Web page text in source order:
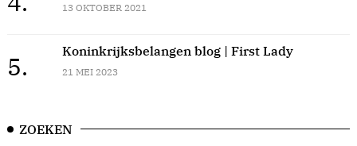
13 OKTOBER 2021
5.
Koninkrijksbelangen blog | First Lady
21 MEI 2023
ZOEKEN